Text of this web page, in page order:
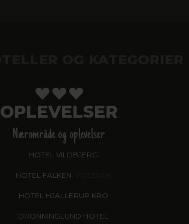
OPLEVELSER
Nærområde og oplevelser
HOTEL VILDBJERG
HOTEL FALKEN
HOTEL HJALLERUP KRO
DRONNINGLUND HOTEL